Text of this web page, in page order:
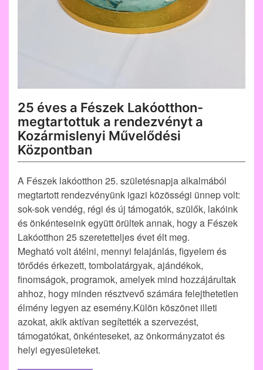
25 éves a Fészek Lakóotthon-
megtartottuk a rendezvényt a
Kozármislenyi Művelődési
Központban
A Fészek lakóotthon 25. születésnapja alkalmából
megtartott rendezvényünk igazi közösségi ünnep volt:
sok-sok vendég, régi és új támogatók, szülők, lakóink
és önkénteseink együtt örültek annak, hogy a Fészek
Lakóotthon 25 szeretetteljes évet élt meg.
Megható volt átélni, mennyi felajánlás, figyelem és
törődés érkezett, tombolatárgyak, ajándékok,
finomságok, programok, amelyek mind hozzájárultak
ahhoz, hogy minden résztvevő számára felejthetetlen
élmény legyen az esemény.Külön köszönet illeti
azokat, akik aktívan segítették a szervezést,
támogatókat, önkénteseket, az önkormányzatot és
helyi egyesületeket.